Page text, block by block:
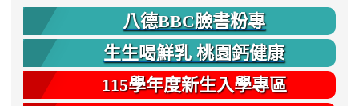
八德BBC臉書粉專
生生喝鮮乳 桃園鈣健康
115學年度新生入學專區